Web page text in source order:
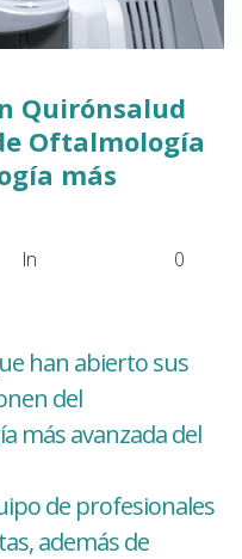
Quirónsalud
Oftalmología
más
In
0
han abierto sus
del
más avanzada del
de profesionales
además de